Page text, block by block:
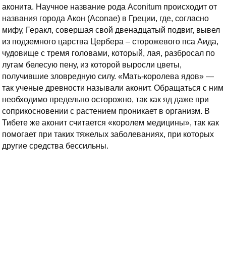
аконита. Научное название рода Aconitum происходит от
названия города Акон (Aconae) в Греции, где, согласно
мифу, Геракл, совершая свой двенадцатый подвиг, вывел
из подземного царства Цербера – сторожевого пса Аида,
чудовище с тремя головами, который, лая, разбросал по
лугам белесую пену, из которой выросли цветы,
получившие зловредную силу. «Мать-королева ядов» —
так ученые древности называли аконит. Обращаться с ним
необходимо предельно осторожно, так как яд даже при
соприкосновении с растением проникает в организм. В
Тибете же аконит считается «королем медицины», так как
помогает при таких тяжелых заболеваниях, при которых
другие средства бессильны.